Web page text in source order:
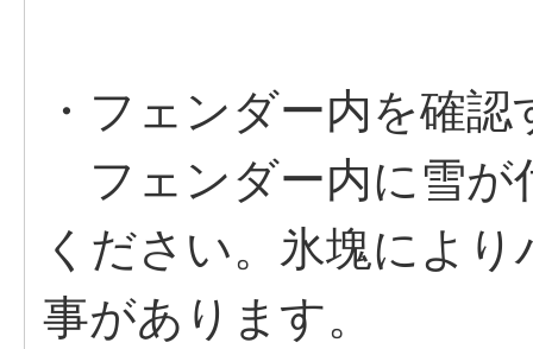
・フェンダー内を確認
フェンダー内に雪が
ください。氷塊によ
事があります。